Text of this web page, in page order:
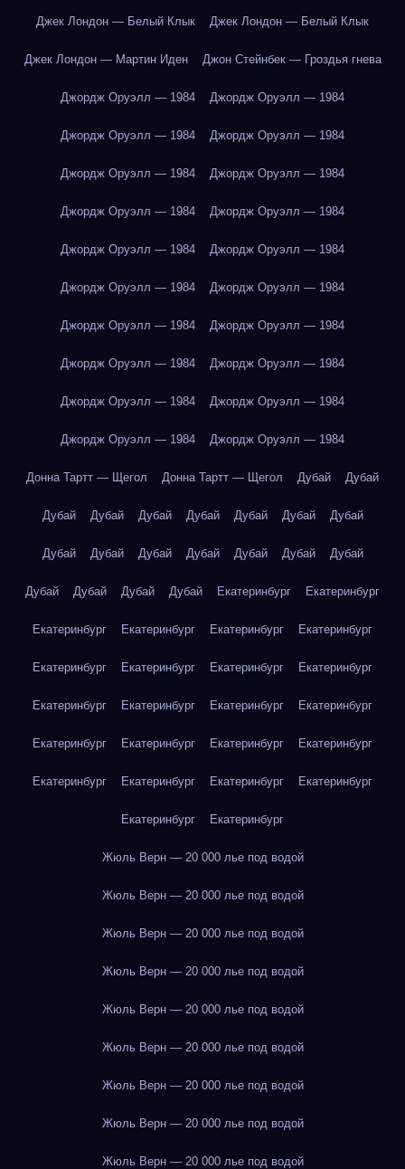
Джек Лондон — Белый Клык Джек Лондон — Белый Клык
Джек Лондон — Мартин Иден Джон Стейнбек — Гроздья гнева
Джордж Оруэлл — 1984 Джордж Оруэлл — 1984
Джордж Оруэлл — 1984 Джордж Оруэлл — 1984
Джордж Оруэлл — 1984 Джордж Оруэлл — 1984
Джордж Оруэлл — 1984 Джордж Оруэлл — 1984
Джордж Оруэлл — 1984 Джордж Оруэлл — 1984
Джордж Оруэлл — 1984 Джордж Оруэлл — 1984
Джордж Оруэлл — 1984 Джордж Оруэлл — 1984
Джордж Оруэлл — 1984 Джордж Оруэлл — 1984
Джордж Оруэлл — 1984 Джордж Оруэлл — 1984
Джордж Оруэлл — 1984 Джордж Оруэлл — 1984
Донна Тартт — Щегол Донна Тартт — Щегол Дубай Дубай
Дубай Дубай Дубай Дубай Дубай Дубай Дубай
Дубай Дубай Дубай Дубай Дубай Дубай Дубай
Дубай Дубай Дубай Дубай Екатеринбург Екатеринбург
Екатеринбург Екатеринбург Екатеринбург Екатеринбург
Екатеринбург Екатеринбург Екатеринбург Екатеринбург
Екатеринбург Екатеринбург Екатеринбург Екатеринбург
Екатеринбург Екатеринбург Екатеринбург Екатеринбург
Екатеринбург Екатеринбург Екатеринбург Екатеринбург
Екатеринбург Екатеринбург
Жюль Верн — 20 000 лье под водой
Жюль Верн — 20 000 лье под водой
Жюль Верн — 20 000 лье под водой
Жюль Верн — 20 000 лье под водой
Жюль Верн — 20 000 лье под водой
Жюль Верн — 20 000 лье под водой
Жюль Верн — 20 000 лье под водой
Жюль Верн — 20 000 лье под водой
Жюль Верн — 20 000 лье под водой